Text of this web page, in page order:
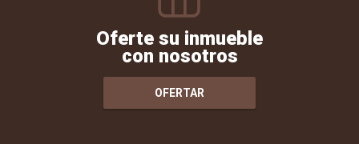
Oferte su inmueble
con nosotros
OFERTAR